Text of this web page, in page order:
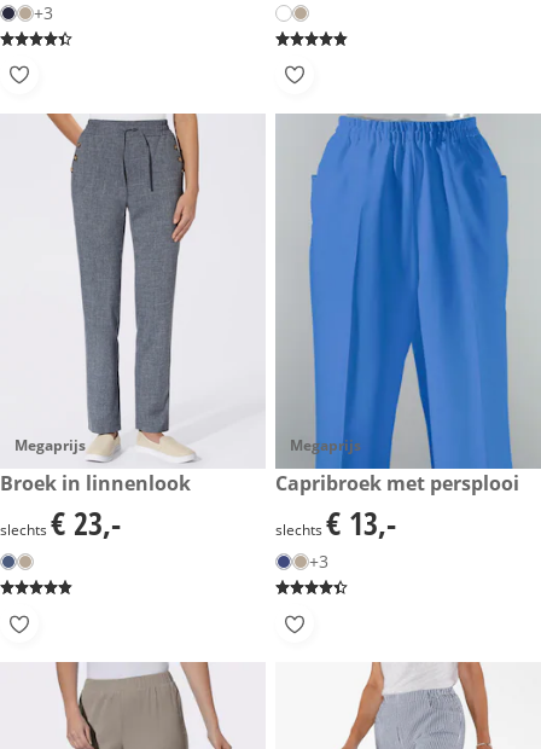
+3
Megaprijs
€ 23,-
Broek in linnenlook
€ 23,-
slechts € 23,-
Megaprijs
€ 13,-
Capribroek met persplooi
€ 13,-
slechts € 13,-
+3